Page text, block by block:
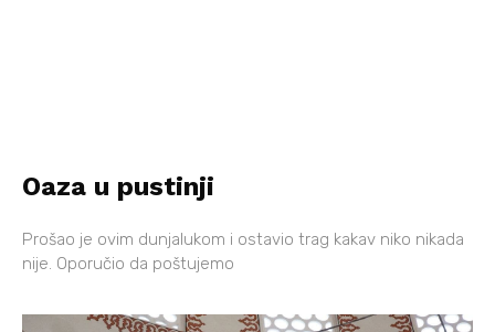
Oaza u pustinji
Prošao je ovim dunjalukom i ostavio trag kakav niko nikada
nije. Oporučio da poštujemo